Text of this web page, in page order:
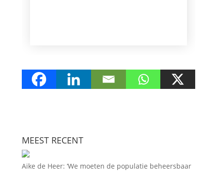
MEEST RECENT
Aike de Heer: ‘We moeten de populatie beheersbaar